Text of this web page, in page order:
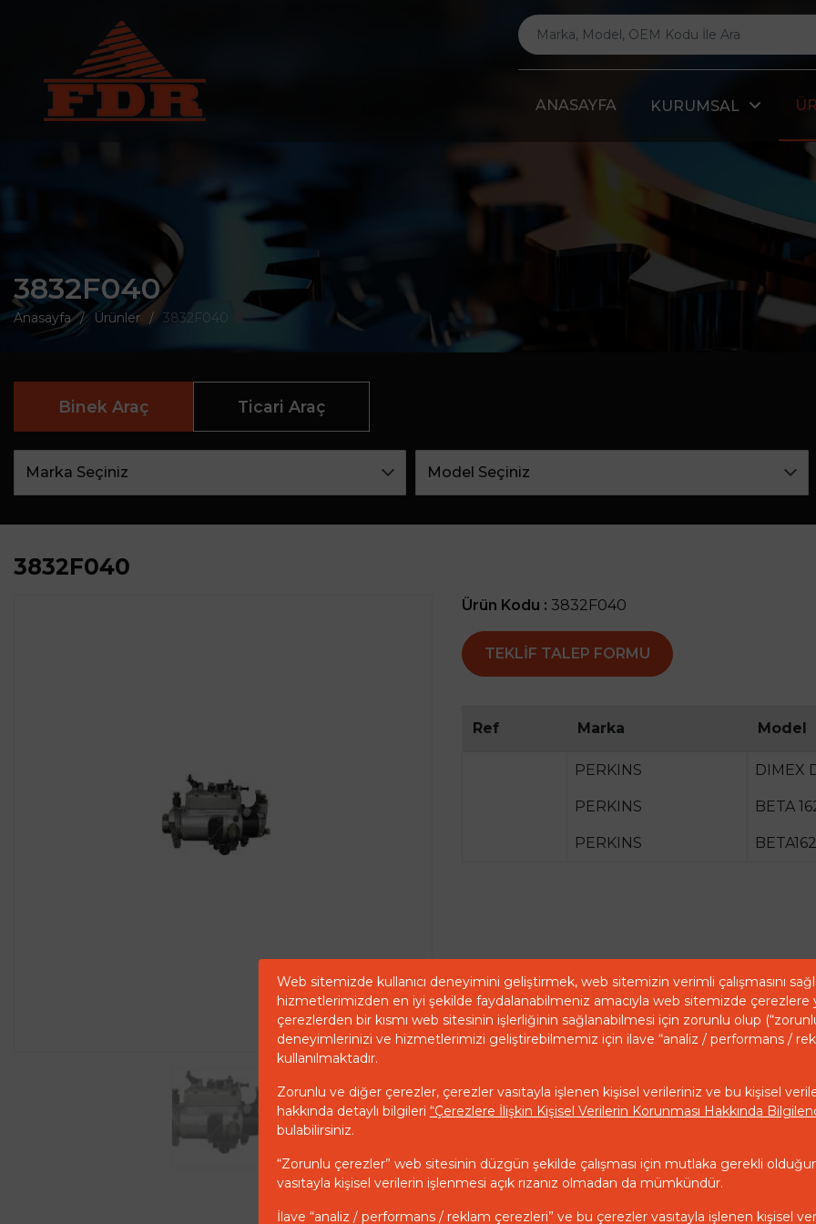
ANASAYFA KURUMSAL
3832F040
Anasayfa Ürünler 3832F040
Binek Araç Ticari Araç
3832F040
Ürün Kodu : 3832F040
TEKLIF TALEP FORMU
Ref Marka Model
PERKINS DIMEX
PERKINS BETA
PERKINS
Web sitemizde kullanıcı deneyimini geliştirmek, web sitemizin verimli çalışmasını
hizmetlerimizden en iyi şekilde faydalanabilmeniz amacıyla web sitemizde çerezlere
çerezlerden bir kısmı web sitesinin işlerliğinin sağlanabilmesi için zorunlu olup
deneyimlerinizi ve hizmetlerimizi geliştirebilmemiz için ilave “analiz / performans /
kullanılmaktadır.
Zorunlu ve diğer çerezler, çerezler vasıtayla işlenen kişisel verileriniz ve bu kişisel
hakkında detaylı bilgileri “Çerezlere İlişkin Kişisel Verilerin Korunması Hakkında
bulabilirsiniz.
“Zorunlu çerezler” web sitesinin düzgün şekilde çalışması için mutlaka gerekli
vasıtayla kişisel verilerin işlenmesi açık rızanız olmadan da mümkündür.
İlave “analiz / performans / reklam çerezleri” ve bu çerezler vasıtayla işlenen kişisel